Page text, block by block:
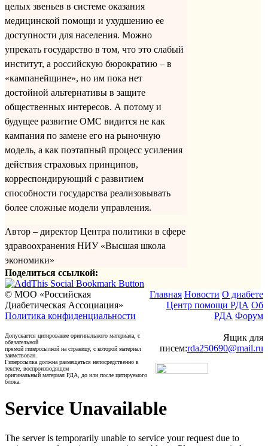
целых звеньев в системе оказания
медицинской помощи и ухудшению ее
доступности для населения. Можно
упрекать государство в том, что это слабый
институт, а российскую бюрократию – в
«кампанейщине», но им пока нет
достойной альтернативы в защите
общественных интересов. А потому и
будущее развитие ОМС видится не как
кампания по замене его на рыночную
модель, а как поэтапный процесс усиления
действия страховых принципов,
корреспондирующий с развитием
способности государства реализовывать
более сложные модели управления.
Автор – директор Центра политики в сфере
здравоохранения НИУ «Высшая школа
экономики»
Поделиться ссылкой:
© МОО «Российская
Диабетическая Ассоциация»
Политика конфиденциальности
Допускается цитирование оригинального материала, с
обязательной
прямой гиперссылкой на страницу, с которой материал
заимствован.
Гиперссылка должна размещаться непосредственно в
тексте, воспроизводящем
оригинальный материал РДА, до или после цитируемого
блока.
Главная Новости О диабете
Центр помощи РДА Об
РДА Форум
Ящик для
писем:rda250690@mail.ru
Service Unavailable
The server is temporarily unable to service your request due to